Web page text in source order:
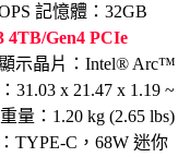
記憶體：32GB
4TB/Gen4 PCIe
示晶片：Intel® Arc™
31.03 x 21.47 x 1.19 ~
量：1.20 kg (2.65 lbs)
TYPE-C，68W 迷你